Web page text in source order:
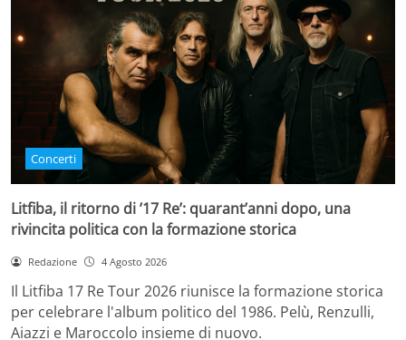
Concerti
Litfiba, il ritorno di ’17 Re’: quarant’anni dopo, una
rivincita politica con la formazione storica
Redazione 4 Agosto 2026
Il Litfiba 17 Re Tour 2026 riunisce la formazione storica
per celebrare l'album politico del 1986. Pelù, Renzulli,
Aiazzi e Maroccolo insieme di nuovo.